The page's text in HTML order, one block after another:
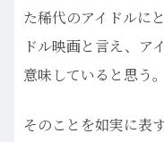
た稀代のアイドルに
ドル映画と言え、ア
意味していると思う。
そのことを如実に表